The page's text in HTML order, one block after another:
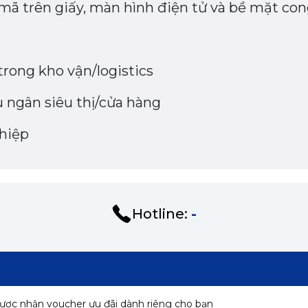
trên giấy, màn hình điện tử và bề mặt
kho vận/logistics
siêu thị/cửa hàng
Hotline: -